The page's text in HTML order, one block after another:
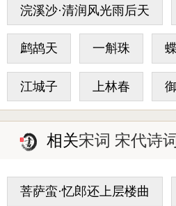
浣溪沙·清润风光雨后天
鹧鸪天 一斛珠
江城子 上林春
相关宋词 宋代诗词
菩萨蛮·忆郎还上层楼曲